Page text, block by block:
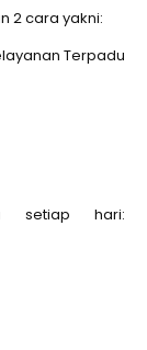
2 cara yakni:
Terpadu
setiap hari: